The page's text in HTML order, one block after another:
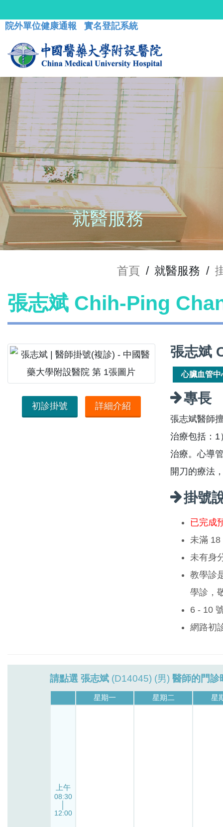
院外單位健康通報 實名登記系統
就醫服務
首頁 / 就醫服務 /
張志斌 Chih-Ping
初診掛號 詳細介紹
張志斌
心臟血管中
專長
張志斌醫師
治療包括：1
治療。心導
開刀的療法
掛號
已完成
未滿 18
未有身
教學診
學診，
6 - 10
網路初